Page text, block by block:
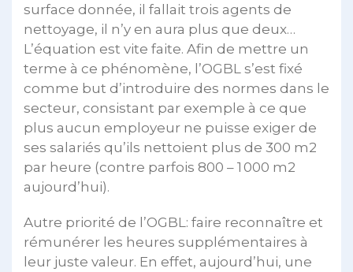
surface donnée, il fallait trois agents de
nettoyage, il n’y en aura plus que deux…
L’équation est vite faite. Afin de mettre un
terme à ce phénomène, l’OGBL s’est fixé
comme but d’introduire des normes dans le
secteur, consistant par exemple à ce que
plus aucun employeur ne puisse exiger de
ses salariés qu’ils nettoient plus de 300 m2
par heure (contre parfois 800 – 1 000 m2
aujourd’hui).
Autre priorité de l’OGBL: faire reconnaître et
rémunérer les heures supplémentaires à
leur juste valeur. En effet, aujourd’hui, une